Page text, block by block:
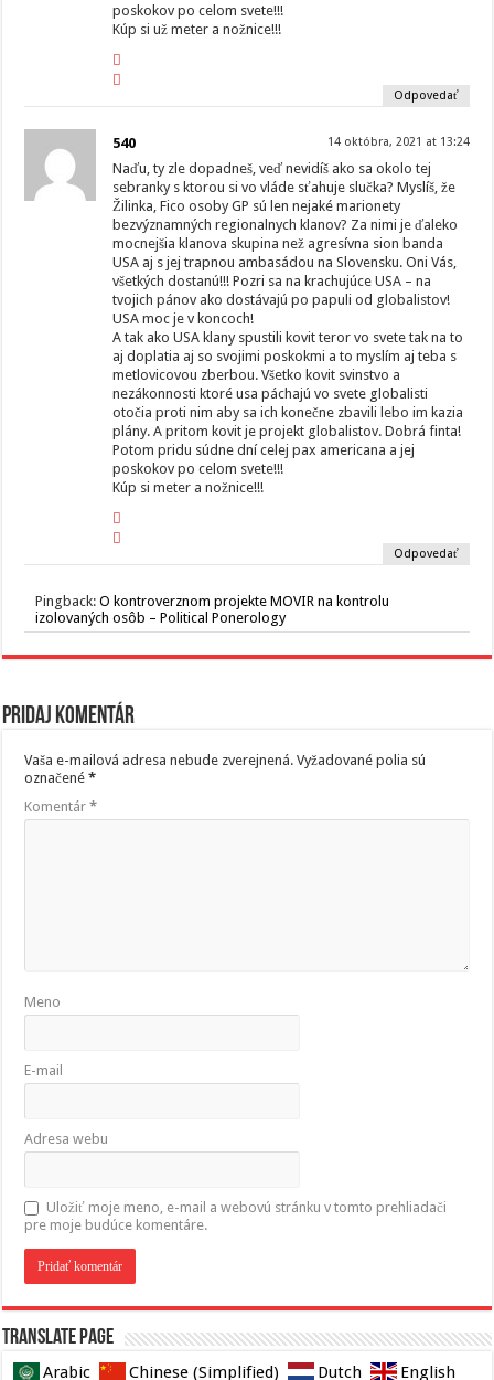
poskokov po celom svete!!!
Kúp si už meter a nožnice!!!
Odpovedať
540 14 októbra, 2021 at 13:24
Naďu, ty zle dopadneš, veď nevidíš ako sa okolo tej
sebranky s ktorou si vo vláde sťahuje slučka? Myslíš, že
Žilinka, Fico osoby GP sú len nejaké marionety
bezvýznamných regionalnych klanov? Za nimi je ďaleko
mocnejšia klanova skupina než agresívna sion banda
USA aj s jej trapnou ambasádou na Slovensku. Oni Vás,
všetkých dostanú!!! Pozri sa na krachujúce USA – na
tvojich pánov ako dostávajú po papuli od globalistov!
USA moc je v koncoch!
A tak ako USA klany spustili kovit teror vo svete tak na to
aj doplatia aj so svojimi poskokmi a to myslím aj teba s
metlovicovou zberbou. Všetko kovit svinstvo a
nezákonnosti ktoré usa páchajú vo svete globalisti
otočia proti nim aby sa ich konečne zbavili lebo im kazia
plány. A pritom kovit je projekt globalistov. Dobrá finta!
Potom pridu súdne dní celej pax americana a jej
poskokov po celom svete!!!
Kúp si meter a nožnice!!!
Odpovedať
Pingback:O kontroverznom projekte MOVIR na kontrolu
izolovaných osôb – Political Ponerology
Pridaj komentár
Vaša e-mailová adresa nebude zverejnená. Vyžadované polia sú
označené*
Komentár*
Meno
E-mail
Adresa webu
Uložiť moje meno, e-mail a webovú stránku v tomto prehliadači
pre moje budúce komentáre.
Translate page
Arabic Chinese (Simplified) Dutch English